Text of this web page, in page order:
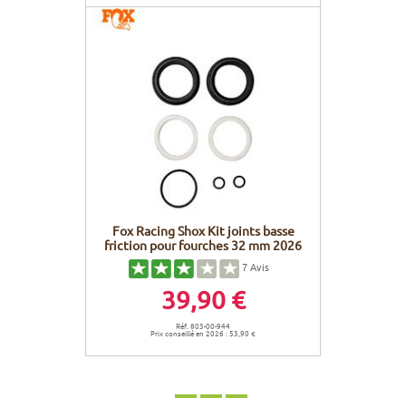
Fox Racing Shox Kit joints basse
friction pour fourches 32 mm 2026
7Avis
39,90 €
Réf. 803-00-944
Prix conseillé en 2026 : 53,90 €